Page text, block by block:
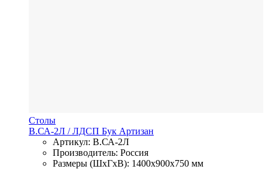
Столы
В.СА-2Л / ЛДСП Бук Артизан
Артикул: В.СА-2Л
Производитель: Россия
Размеры (ШхГхВ): 1400x900x750 мм